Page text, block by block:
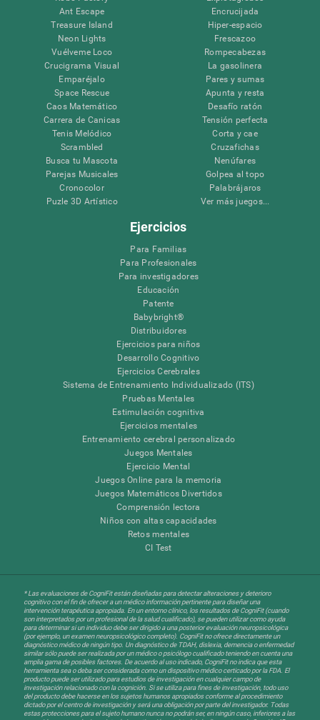
Ant Escape
Treasure Island
Neon Lights
Vuélveme Loco
Crucigrama Visual
Emparéjalo
Space Rescue
Caos Matemático
Carrera de Canicas
Tenis Melódico
Scrambled
Busca tu Mascota
Parejas Musicales
Cronocolor
Puzle 3D Artístico
Encrucijada
Hiper-espacio
Frescazoo
Rompecabezas
La gasolinera
Pares y sumas
Apunta y resta
Desafío ratón
Tensión perfecta
Corta y cae
Cruzafichas
Nenúfares
Golpea al topo
Palabrájaros
Ver más juegos...
Ejercicios
Para Familias
Para Profesionales
Para investigadores
Educación
Patente
Babybright®
Distribuidores
Ejercicios para niños
Desarrollo Cognitivo
Ejercicios Cerebrales
Sistema de Entrenamiento Individualizado (ITS)
Pruebas Mentales
Estimulación cognitiva
Ejercicios mentales
Entrenamiento cerebral personalizado
Juegos Mentales
Ejercicio Mental
Juegos Online para la memoria
Juegos Matemáticos Divertidos
Comprensión lectora
Niños con altas capacidades
Retos mentales
CI Test
* Las evaluaciones de CogniFit están diseñadas para detectar alteraciones y deterioro
cognitivo con el fin de ofrecer a un médico información pertinente para diseñar una
intervención terapéutica apropiada. En un entorno clínico, los resultados de CogniFit (cuando
son interpretados por un profesional de la salud cualificado), se pueden utilizar como ayuda
para determinar si un individuo debe ser dirigido a una posterior evaluación neuropsicológica
(por ejemplo, un examen neuropsicológico completo). CogniFit no ofrece directamente un
diagnóstico médico de ningún tipo. Un diagnóstico de TDAH, dislexia, demencia o enfermedad
similar sólo puede ser realizada por un médico o psicólogo cualificado teniendo en cuenta una
amplia gama de posibles factores. De acuerdo al uso indicado, CogniFit no indica que esta
herramienta sea o deba ser considerada como un dispositivo médico certicado por la FDA. El
producto puede ser utilizado para estudios de investigación en cualquier campo de
investigación relacionado con la cognición. Si se utiliza para fines de investigación, todo uso
del producto debe hacerse en los sujetos humanos apropiados conforme al procedimiento
dictado por el centro de investigación y será una obligación por parte del investigador. Todas
estas protecciones para el sujeto humano nunca no podrán ser, en ningún caso, inferiores a las